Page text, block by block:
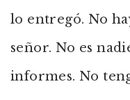
lo entregó. No
señor. No es
informes. No